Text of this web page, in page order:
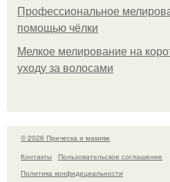
Профессиональное
помощью чёлки
Мелкое мелирование на
уходу за волосами
© 2026 Прическа и макияж
Контакты
Пользовательское соглашение
Политика конфидециальности